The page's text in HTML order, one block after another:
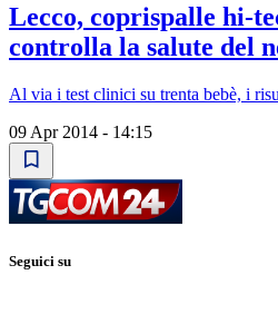
Lecco, coprispalle hi-
controlla la salute del
Al via i test clinici su trenta bebè, i
09 Apr 2014 - 14:15
Seguici su